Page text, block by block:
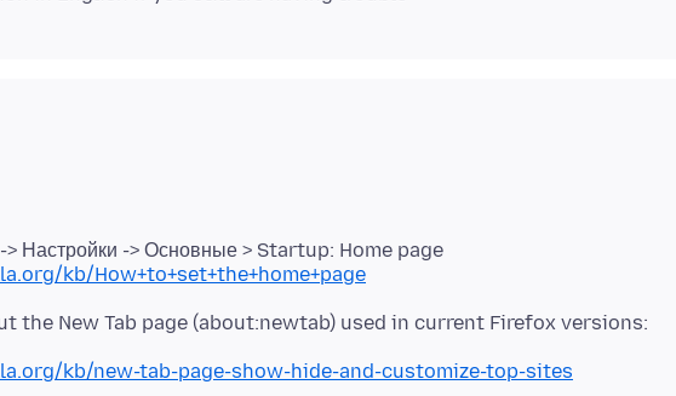
Настройки -> Основные > Startup: Home page
kb/How+to+set+the+home+page
kb/new-tab-page-show-hide-and-customize-top-sites